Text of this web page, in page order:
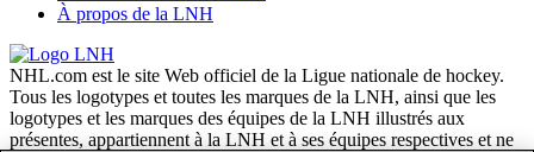
À propos de la LNH
NHL.com est le site Web officiel de la Ligue nationale de hockey.
Tous les logotypes et toutes les marques de la LNH, ainsi que les
logotypes et les marques des équipes de la LNH illustrés aux
présentes, appartiennent à la LNH et à ses équipes respectives et ne